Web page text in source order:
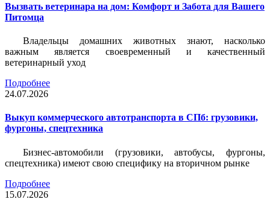
Вызвать ветеринара на дом: Комфорт и Забота для Вашего
Питомца
Владельцы домашних животных знают, насколько
важным является своевременный и качественный
ветеринарный уход
Подробнее
24.07.2026
Выкуп коммерческого автотранспорта в СПб: грузовики,
фургоны, спецтехника
Бизнес-автомобили (грузовики, автобусы, фургоны,
спецтехника) имеют свою специфику на вторичном рынке
Подробнее
15.07.2026